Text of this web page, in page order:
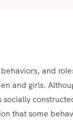
and
and girls.
that some